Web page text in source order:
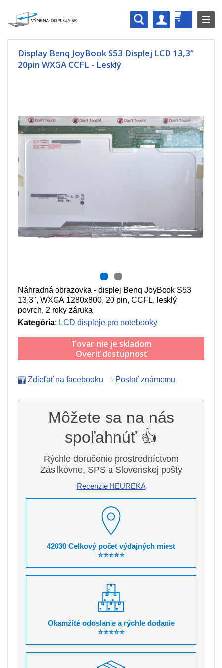
Display Benq JoyBook S53 Displej LCD 13,3“
20pin WXGA CCFL - Lesklý
Náhradná obrazovka - displej Benq JoyBook S53
13,3", WXGA 1280x800, 20 pin, CCFL, lesklý
povrch, 2 roky záruka
Kategória: LCD displeje pre notebooky
Tovar nie je skladom
Overiť dostupnosť
Zdieľať na facebooku Poslať známemu
Môžete sa na nás
spoľahnúť 👍
Rýchle doručenie prostredníctvom
Zásilkovne, SPS a Slovenskej pošty
Recenzie HEUREKA
42030 Celkový počet výdajných miest
⭐⭐⭐⭐⭐
Okamžité odoslanie a rýchle dodanie
⭐⭐⭐⭐⭐